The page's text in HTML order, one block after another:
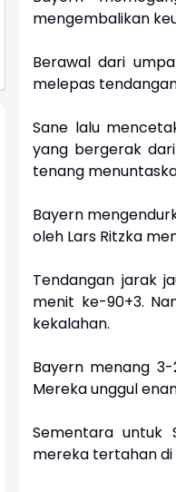
mengembalikan
Berawal dari
melepas
Sane lalu
yang bergerak
tenang
Bayern
oleh Lars Ritzka
Tendangan jarak
menit ke-90+3.
kekalahan.
Bayern menang
Mereka unggul
Sementara untuk
mereka tertahan di